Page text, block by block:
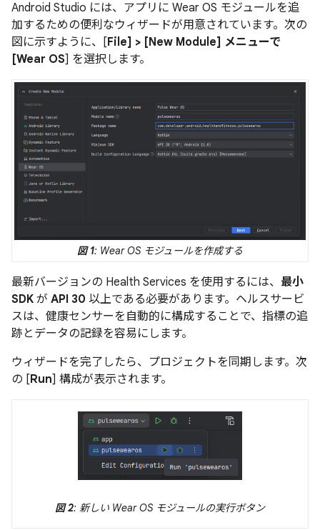
Android Studio には、アプリに Wear OS モジュールを追
加するための便利なウィザードが用意されています。次の
図に示すように、[File] > [New Module] メニューで
[Wear OS] を選択します。
図 1: Wear OS モジュールを作成する
最新バージョンの Health Services を使用するには、 最小
SDK が API 30 以上である必要があります。ヘルスサービ
スは、健康センサーを自動的に構成することで、指標の追
跡とデータの記録を容易にします。
ウィザードを完了したら、プロジェクトを同期します。次
の [Run] 構成が表示されます。
図 2: 新しい Wear OS モジュールの実行ボタン